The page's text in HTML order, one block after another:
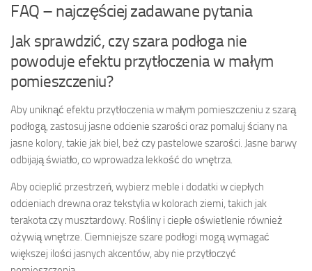
FAQ – najczęściej zadawane pytania
Jak sprawdzić, czy szara podłoga nie
powoduje efektu przytłoczenia w małym
pomieszczeniu?
Aby uniknąć efektu przytłoczenia w małym pomieszczeniu z szarą
podłogą, zastosuj jasne odcienie szarości oraz pomaluj ściany na
jasne kolory, takie jak biel, beż czy pastelowe szarości. Jasne barwy
odbijają światło, co wprowadza lekkość do wnętrza.
Aby ocieplić przestrzeń, wybierz meble i dodatki w ciepłych
odcieniach drewna oraz tekstylia w kolorach ziemi, takich jak
terakota czy musztardowy. Rośliny i ciepłe oświetlenie również
ożywią wnętrze. Ciemniejsze szare podłogi mogą wymagać
większej ilości jasnych akcentów, aby nie przytłoczyć